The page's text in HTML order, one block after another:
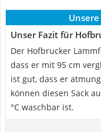
Unser Fazit für
Der Hofbrucker
dass er mit 95 cm
ist gut, dass er
können diesen Sack
°C waschbar ist.